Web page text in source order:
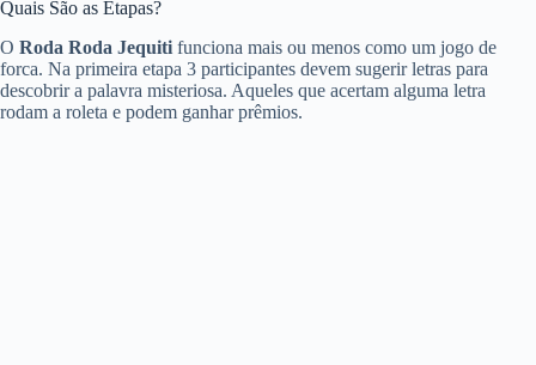
Quais São as Etapas?
O Roda Roda Jequiti funciona mais ou menos como um jogo de
forca. Na primeira etapa 3 participantes devem sugerir letras para
descobrir a palavra misteriosa. Aqueles que acertam alguma letra
rodam a roleta e podem ganhar prêmios.